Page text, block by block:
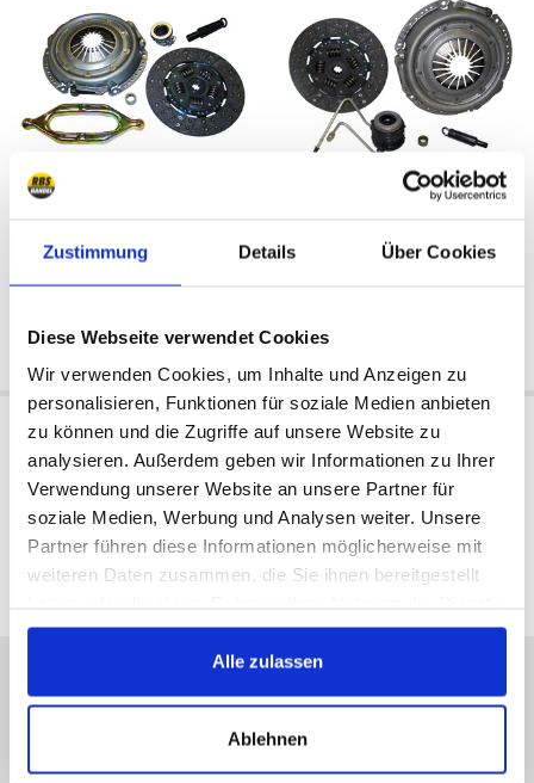
Zustimmung Details Über Cookies
Diese Webseite verwendet Cookies
Wir verwenden Cookies, um Inhalte und Anzeigen zu
personalisieren, Funktionen für soziale Medien anbieten
zu können und die Zugriffe auf unsere Website zu
analysieren. Außerdem geben wir Informationen zu Ihrer
Verwendung unserer Website an unsere Partner für
soziale Medien, Werbung und Analysen weiter. Unsere
Partner führen diese Informationen möglicherweise mit
weiteren Daten zusammen, die Sie ihnen bereitgestellt
gesammelt haben.
Alle zulassen
Ablehnen
1994/1995
302 €
Jetzt kaufen
1993
alle Preise incl. MwSt
Sorry, Hotline nicht
erreichbar, schreiben Sie
uns!